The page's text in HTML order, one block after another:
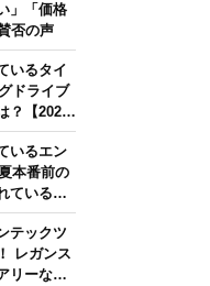
」「価格
否の声
いるタイ
ドライブ
？【2026
いるエン
本番前の
ている人
6月版】
テックツ
レガンス
リーな移